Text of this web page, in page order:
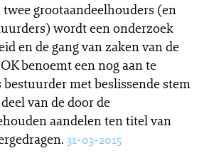
grootaandeelhouders (en
wordt een onderzoek
en de gang van zaken van de
benoemt een nog aan te
met beslissende stem
van de door de
aandelen ten titel van
31-03-2015